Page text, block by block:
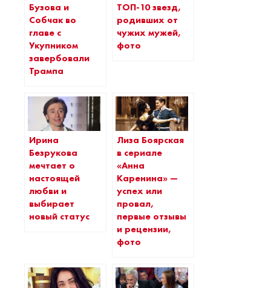
Бузова и
Собчак во
главе с
Укупником
завербовали
Трампа
ТОП-10 звезд,
родивших от
чужих мужей,
фото
Ирина
Безрукова
мечтает о
настоящей
любви и
выбирает
новый статус
Лиза Боярская
в сериале
«Анна
Каренина» —
успех или
провал,
первые отзывы
и рецензии,
фото